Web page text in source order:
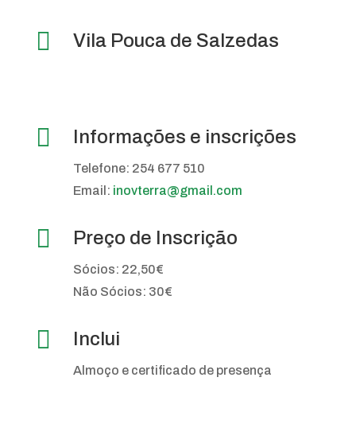
 Vila Pouca de Salzedas
 Informações e inscrições
Telefone: 254 677 510
Email: inovterra@gmail.com
 Preço de Inscrição
Sócios: 22,50€
Não Sócios: 30€
 Inclui
Almoço e certificado de presença